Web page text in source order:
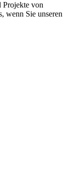
Projekte von
wenn Sie unseren